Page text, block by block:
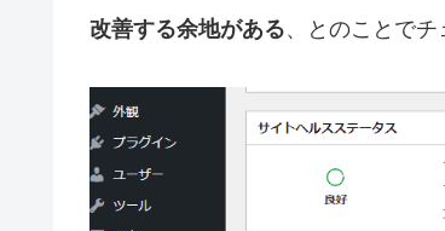
改善する余地がある、とのことでチ